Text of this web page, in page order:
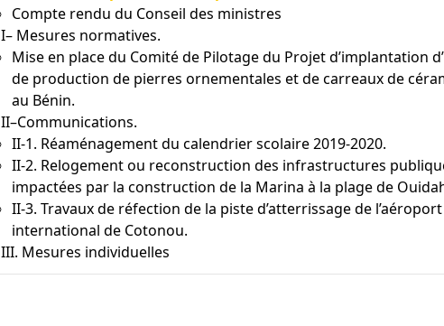
Compte rendu du Conseil des ministres
I– Mesures normatives.
Mise en place du Comité de Pilotage du Projet d’implantation
de production de pierres ornementales et de carreaux de
au Bénin.
II–Communications.
II-1. Réaménagement du calendrier scolaire 2019-2020.
II-2. Relogement ou reconstruction des infrastructures
impactées par la construction de la Marina à la plage de
II-3. Travaux de réfection de la piste d’atterrissage de l’aéroport
international de Cotonou.
III. Mesures individuelles